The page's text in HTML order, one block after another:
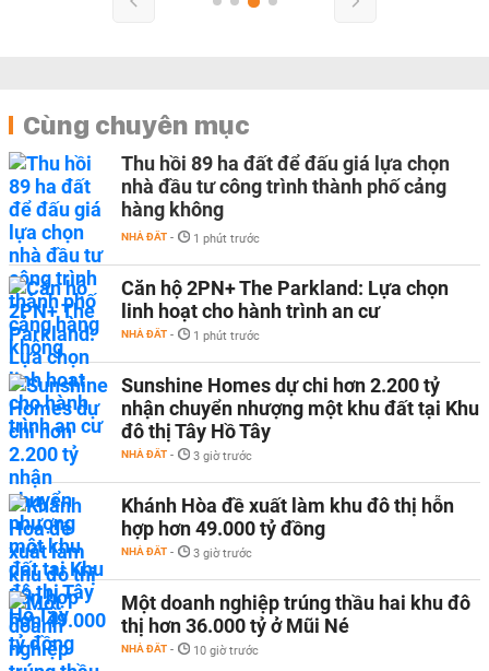
Cùng chuyên mục
Thu hồi 89 ha đất để đấu giá lựa chọn
nhà đầu tư công trình thành phố cảng
hàng không
NHÀ ĐẤT - 1 phút trước
Căn hộ 2PN+ The Parkland: Lựa chọn
linh hoạt cho hành trình an cư
NHÀ ĐẤT - 1 phút trước
Sunshine Homes dự chi hơn 2.200 tỷ
nhận chuyển nhượng một khu đất tại Khu
đô thị Tây Hồ Tây
NHÀ ĐẤT - 3 giờ trước
Khánh Hòa đề xuất làm khu đô thị hỗn
hợp hơn 49.000 tỷ đồng
NHÀ ĐẤT - 3 giờ trước
Một doanh nghiệp trúng thầu hai khu đô
thị hơn 36.000 tỷ ở Mũi Né
NHÀ ĐẤT - 10 giờ trước